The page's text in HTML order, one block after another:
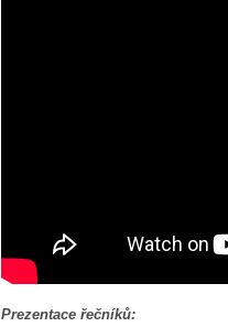
Prezentace řečníků: